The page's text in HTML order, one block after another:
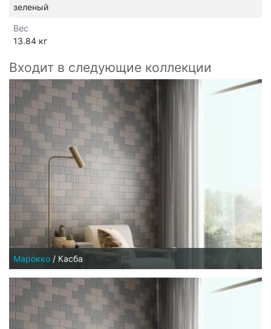
зеленый
Вес
13.84 кг
Входит в следующие коллекции
Марокко / Касба